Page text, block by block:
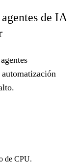
de IA
de CPU.